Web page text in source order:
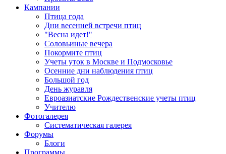
Кампании
Птица года
Дни весенней встречи птиц
"Весна идет!"
Соловьиные вечера
Покормите птиц
Учеты уток в Москве и Подмосковье
Осенние дни наблюдения птиц
Большой год
День журавля
Евроазиатские Рождественские учеты птиц
Учителю
Фотогалерея
Систематическая галерея
Форумы
Блоги
Программы